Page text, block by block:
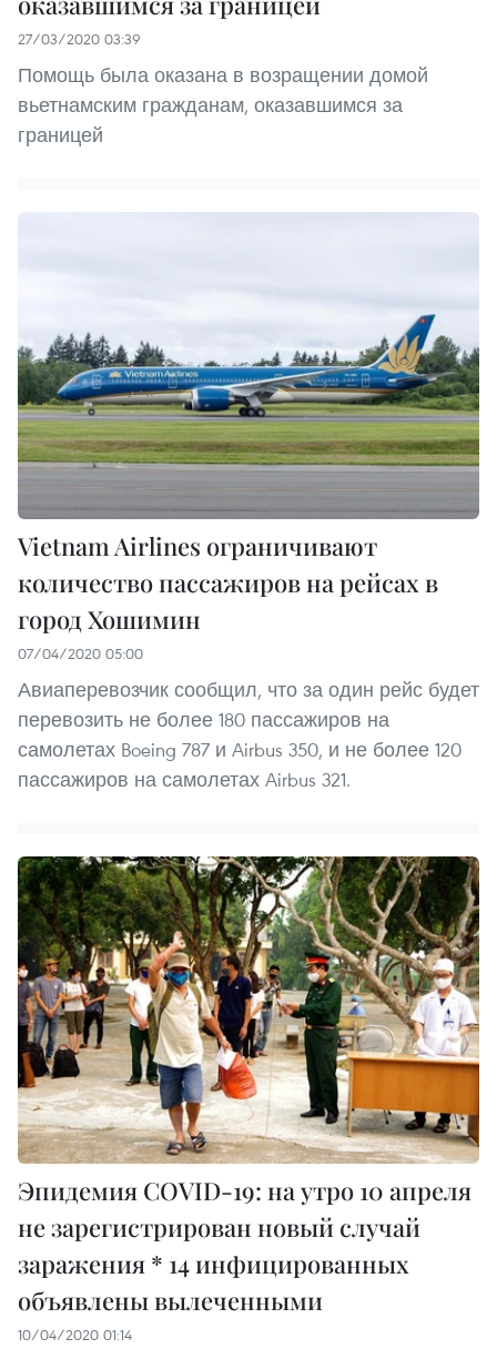
27/03/2020 03:39
Помощь была оказана в возращении домой
вьетнамским гражданам, оказавшимся за
границей
Vietnam Airlines ограничивают
количество пассажиров на рейсах в
город Хошимин
07/04/2020 05:00
Авиаперевозчик сообщил, что за один рейс будет
перевозить не более 180 пассажиров на
самолетах Boeing 787 и Airbus 350, и не более 120
пассажиров на самолетах Airbus 321.
Эпидемия COVID-19: на утро 10 апреля
не зарегистрирован новый случай
заражения * 14 инфицированных
объявлены вылеченными
10/04/2020 01:14